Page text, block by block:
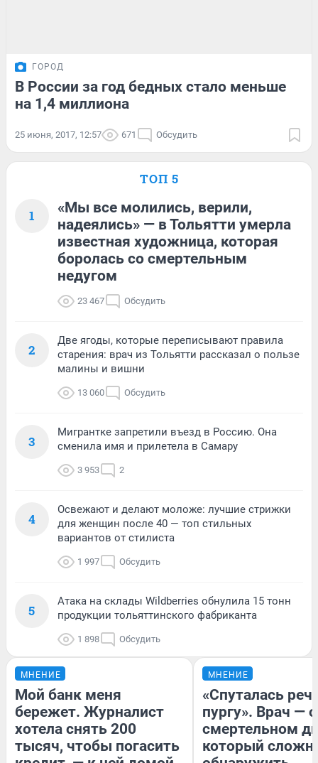
ГОРОД
В России за год бедных стало меньше
на 1,4 миллиона
25 июня, 2017, 12:57 671 Обсудить
ТОП 5
1
«Мы все молились, верили,
надеялись» — в Тольятти умерла
известная художница, которая
боролась со смертельным
недугом
23 467 Обсудить
2
Две ягоды, которые переписывают правила
старения: врач из Тольятти рассказал о пользе
малины и вишни
13 060 Обсудить
3
Мигрантке запретили въезд в Россию. Она
сменила имя и прилетела в Самару
3 953 2
4
Освежают и делают моложе: лучшие стрижки
для женщин после 40 — топ стильных
вариантов от стилиста
1 997 Обсудить
5
Атака на склады Wildberries обнулила 15 тонн
продукции тольяттинского фабриканта
1 898 Обсудить
МНЕНИЕ
Мой банк меня
бережет. Журналист
хотела снять 200
тысяч, чтобы погасить
МНЕНИЕ
«Спуталась
пургу». Врач — о
смертельном
который